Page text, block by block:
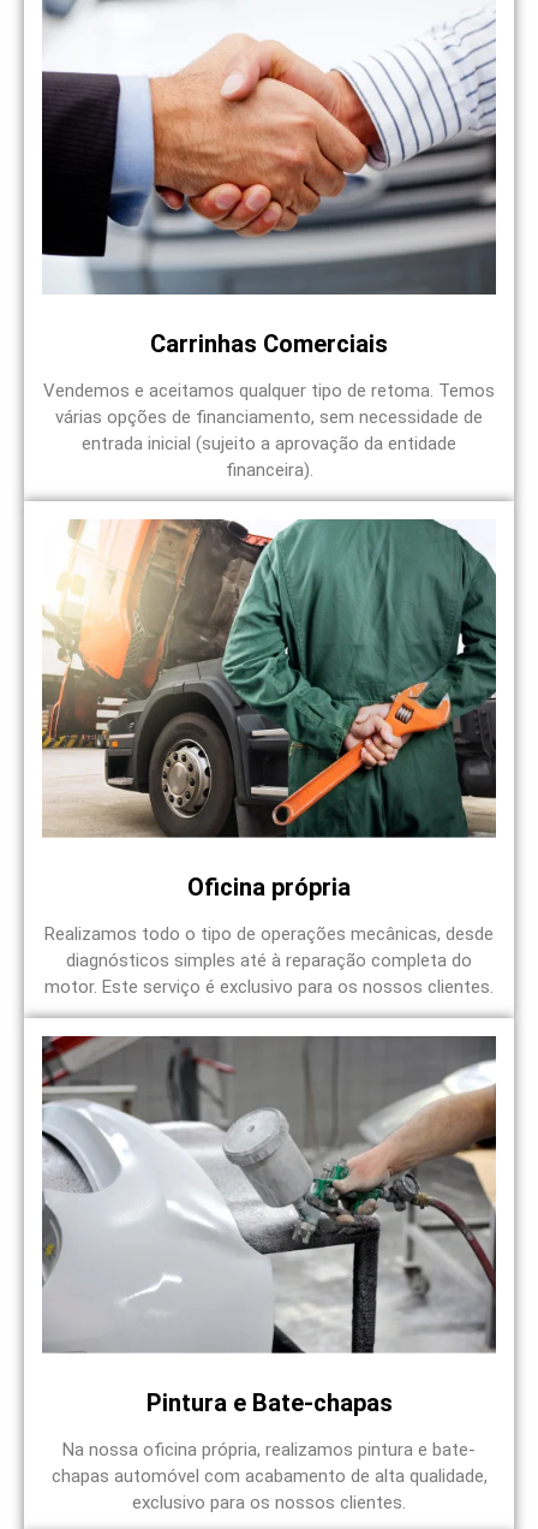
Carrinhas Comerciais
Vendemos e aceitamos qualquer tipo de retoma. Temos
várias opções de financiamento, sem necessidade de
entrada inicial (sujeito a aprovação da entidade
financeira).
Oficina própria
Realizamos todo o tipo de operações mecânicas, desde
diagnósticos simples até à reparação completa do
motor. Este serviço é exclusivo para os nossos clientes.
Pintura e Bate-chapas
Na nossa oficina própria, realizamos pintura e bate-
chapas automóvel com acabamento de alta qualidade,
exclusivo para os nossos clientes.